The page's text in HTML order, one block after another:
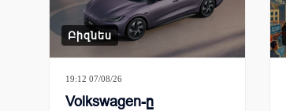
Բիզնես
19:12 07/08/26
Volkswagen-ը